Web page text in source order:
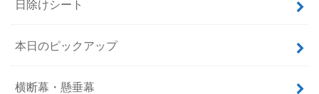
日除けシート
本日のピックアップ
横断幕・懸垂幕